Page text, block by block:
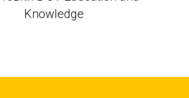
Knowledge